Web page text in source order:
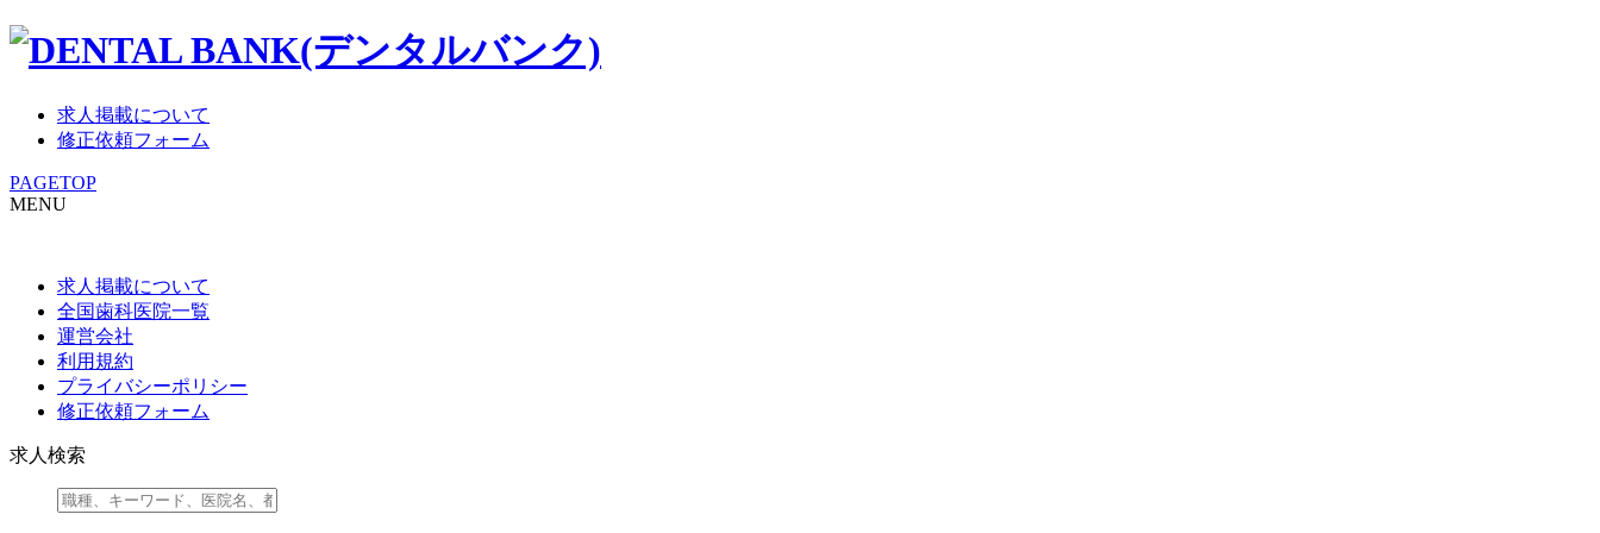
求人掲載について
修正依頼フォーム
PAGETOP
MENU
求人掲載について
全国歯科医院一覧
運営会社
利用規約
プライバシーポリシー
修正依頼フォーム
求人検索